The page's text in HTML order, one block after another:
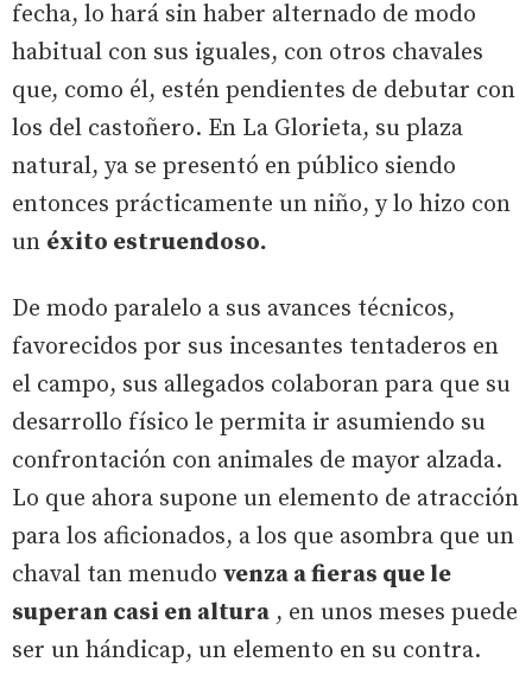
fecha, lo hará sin haber alternado de modo
habitual con sus iguales, con otros chavales
que, como él, estén pendientes de debutar con
los del castoñero. En La Glorieta, su plaza
natural, ya se presentó en público siendo
entonces prácticamente un niño, y lo hizo con
un éxito estruendoso.
De modo paralelo a sus avances técnicos,
favorecidos por sus incesantes tentaderos en
el campo, sus allegados colaboran para que su
desarrollo físico le permita ir asumiendo su
confrontación con animales de mayor alzada.
Lo que ahora supone un elemento de atracción
para los aficionados, a los que asombra que un
chaval tan menudo venza a fieras que le
superan casi en altura , en unos meses puede
ser un hándicap, un elemento en su contra.